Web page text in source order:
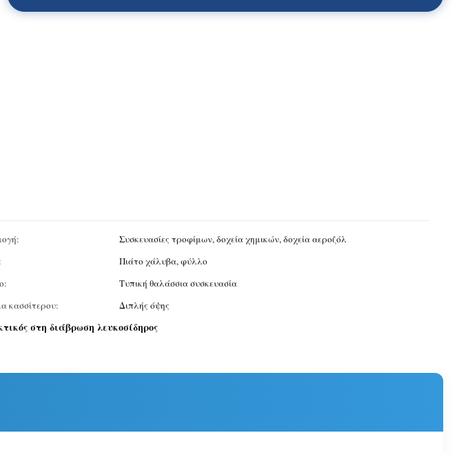
Συσκευασίες τροφίμων, δοχεία χημικών, δοχεία αεροζόλ
Πιάτο χάλυβα, φύλλο
Τυπική θαλάσσια συσκευασία
κασσίτερου:
Διπλής όψης
στη διάβρωση λευκοσίδηρος